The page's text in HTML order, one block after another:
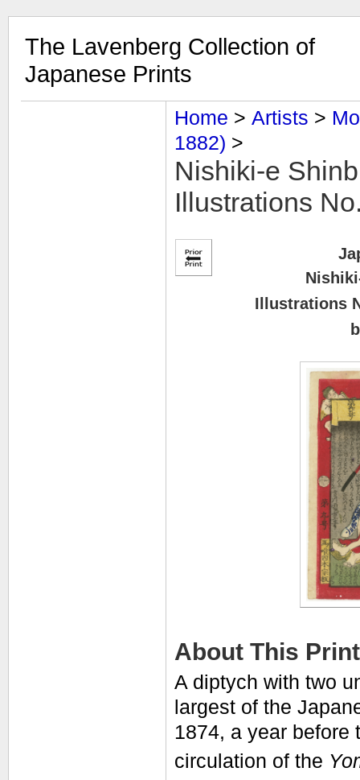
The Lavenberg Collection of
Japanese Prints
Home ‎ > ‎ Artists ‎ > ‎
1882) ‎ > ‎
Nishiki-e
Illustrations
Illustrations
About This Print
A diptych with two
largest of the
1874, a year
circulation of the